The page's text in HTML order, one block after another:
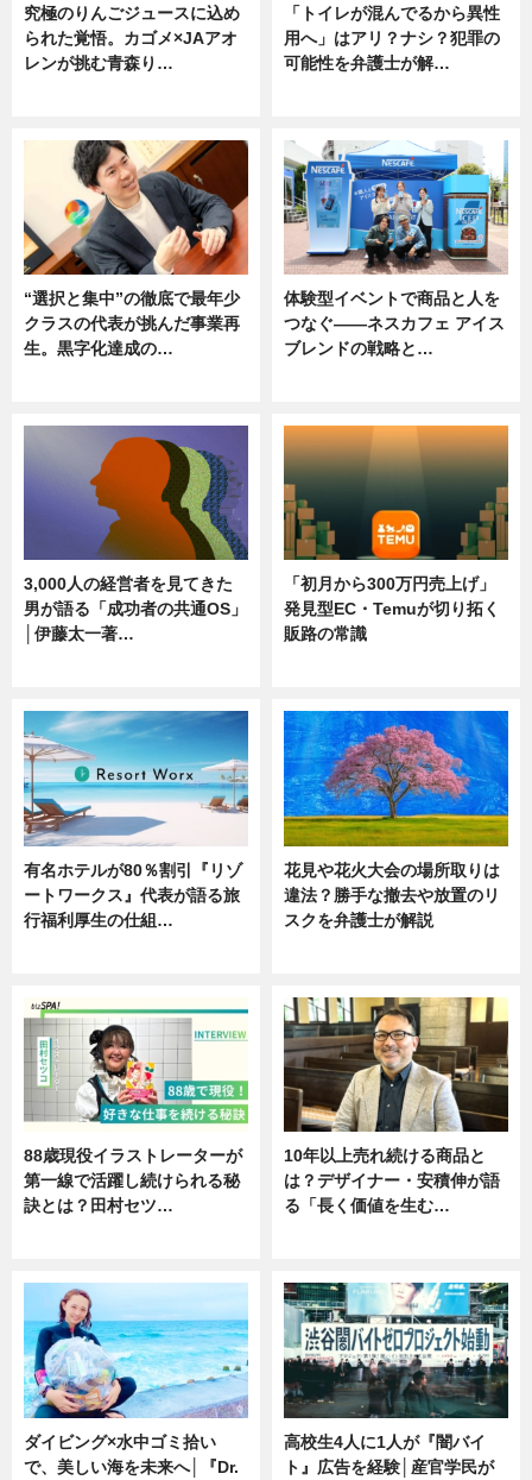
究極のりんごジュースに込め
られた覚悟。カゴメ×JAアオ
レンが挑む青森り…
「トイレが混んでるから異性
用へ」はアリ？ナシ？犯罪の
可能性を弁護士が解…
“選択と集中”の徹底で最年少
クラスの代表が挑んだ事業再
生。黒字化達成の…
体験型イベントで商品と人を
つなぐ――ネスカフェ アイス
ブレンドの戦略と…
3,000人の経営者を見てきた
男が語る「成功者の共通OS」
│伊藤太一著…
「初月から300万円売上げ」
発見型EC・Temuが切り拓く
販路の常識
有名ホテルが80％割引『リゾ
ートワークス』代表が語る旅
行福利厚生の仕組…
花見や花火大会の場所取りは
違法？勝手な撤去や放置のリ
スクを弁護士が解説
88歳現役イラストレーターが
第一線で活躍し続けられる秘
訣とは？田村セツ…
10年以上売れ続ける商品と
は？デザイナー・安積伸が語
る「長く価値を生む…
ダイビング×水中ゴミ拾い
で、美しい海を未来へ│『Dr.
高校生4人に1人が『闇バイ
ト』広告を経験│産官学民が